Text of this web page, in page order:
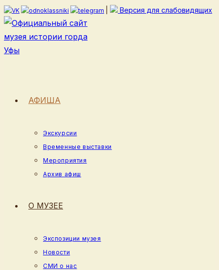
Перейти
к
содержимому
Версия для слабовидящих
АФИША
Экскурсии
Временные выставки
Мероприятия
Архив афиш
О МУЗЕЕ
Экспозиции музея
Новости
СМИ о нас